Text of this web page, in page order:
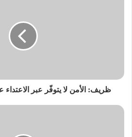
ظريف: الأمن لا يتوفّر عبر الاعتداء